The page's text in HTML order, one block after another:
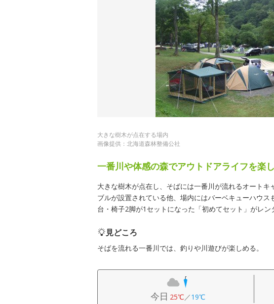
大きな樹木が点在する場内
画像提供：北海道森林整備公社
一番川や体感の森でアウトドアライフを楽
大きな樹木が点在し、そばには一番川が流れるオート
ブルが設置されている他、場内にはバーベキューハウ
台・椅子2脚が1セットになった「初めてセット」がレン
見どころ
そばを流れる一番川では、釣りや川遊びが楽しめる。
今日 25℃／19℃